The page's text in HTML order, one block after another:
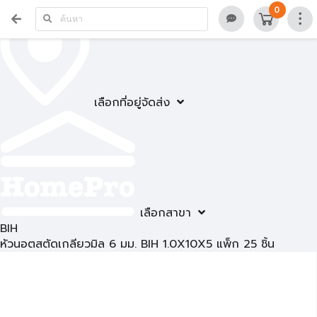
เลือกที่อยู่จัดส่ง
เลือกสาขา
0
BIH
หัวนอตสตัดเกลียวมิล 6 มม. BIH 1.0X10X5 แพ็ก 25 ชิ้น